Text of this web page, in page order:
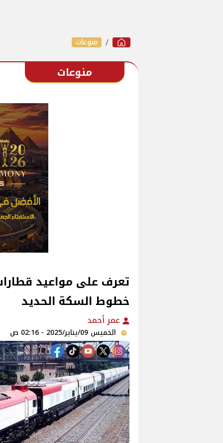
منوعات
منوعات
تعرف على مواعيد
خطوط السكة الحديد
عمر أحمد
الخميس 09/يناير/2025 - 02:16 ص